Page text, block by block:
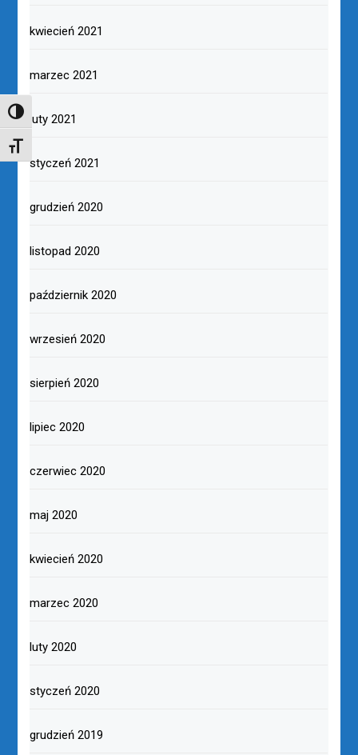
TOGGLE HIGH CONTRAST
TOGGLE FONT SIZE
kwiecień 2021
marzec 2021
luty 2021
styczeń 2021
grudzień 2020
listopad 2020
październik 2020
wrzesień 2020
sierpień 2020
lipiec 2020
czerwiec 2020
maj 2020
kwiecień 2020
marzec 2020
luty 2020
styczeń 2020
grudzień 2019